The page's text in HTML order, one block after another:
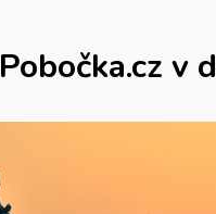
Pobočka.cz v